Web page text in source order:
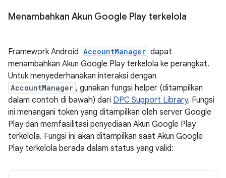
Menambahkan Akun Google Play terkelola
Framework Android AccountManager dapat
menambahkan Akun Google Play terkelola ke perangkat.
Untuk menyederhanakan interaksi dengan
AccountManager , gunakan fungsi helper (ditampilkan
dalam contoh di bawah) dari DPC Support Library. Fungsi
ini menangani token yang ditampilkan oleh server Google
Play dan memfasilitasi penyediaan Akun Google Play
terkelola. Fungsi ini akan ditampilkan saat Akun Google
Play terkelola berada dalam status yang valid: